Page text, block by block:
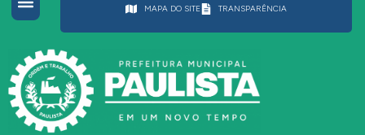
MAPA DO SITE TRANSPARÊNCIA